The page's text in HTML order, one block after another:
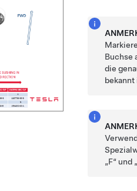
Buchse
die
bekannt
„F“ und